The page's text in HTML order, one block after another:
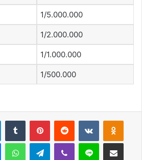
1/5.000.000
1/2.000.000
1/1.000.000
1/500.000
LinkedInTumblr PinterestReddit VKontakte
MessengerWhatsAppTelegramViber Line E-Posta ile